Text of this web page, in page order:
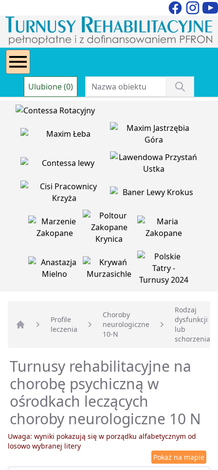
Ulubione (0)
Strona główna
Profile
leczenia
Choroby
neurologiczne
10-N
Rodzaj
dysfunkcji
lub
schorzenia
Turnusy rehabilitacyjne na
chorobę psychiczną w
ośrodkach leczących
choroby neurologiczne 10 N
Uwaga: wyniki pokazują się w porządku alfabetycznym od
losowo wybranej litery
Pokaż na mapie